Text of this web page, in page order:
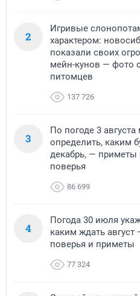
2
Игривые
характером:
показали своих
мейн-кунов — фото
питомцев
137 726
3
По погоде 3
определить, каким
декабрь, — приметы
поверья
86 699
4
Погода 30 июля
каким ждать август
поверья и приметы
77 324